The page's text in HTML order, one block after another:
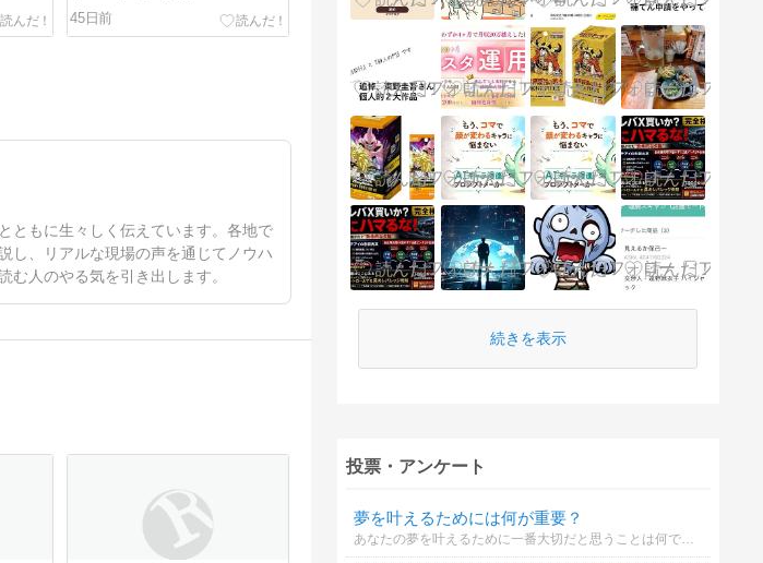
45日前
ともに生々しく伝えています。各地で
し、リアルな現場の声を通じてノウハ
人のやる気を引き出します。
続きを表示
投票・アンケート
夢を叶えるためには何が重要？
あなたの夢を叶えるために一番大切だと思うことは何ですか？